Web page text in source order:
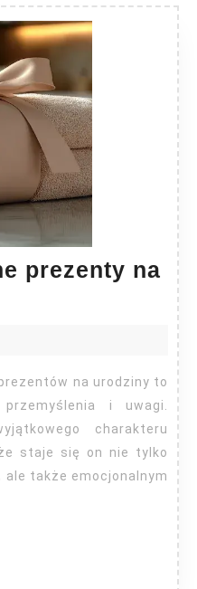
prezenty na
i uwagi.
charakteru
staje się on nie tylko
także emocjonalnym